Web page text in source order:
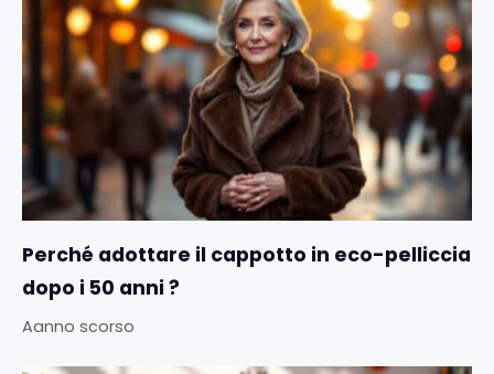
Perché adottare il cappotto in eco-pelliccia
dopo i 50 anni ?
Aanno scorso